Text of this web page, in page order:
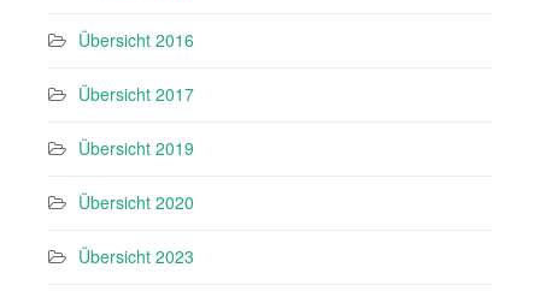
Übersicht 2016
Übersicht 2017
Übersicht 2019
Übersicht 2020
Übersicht 2023